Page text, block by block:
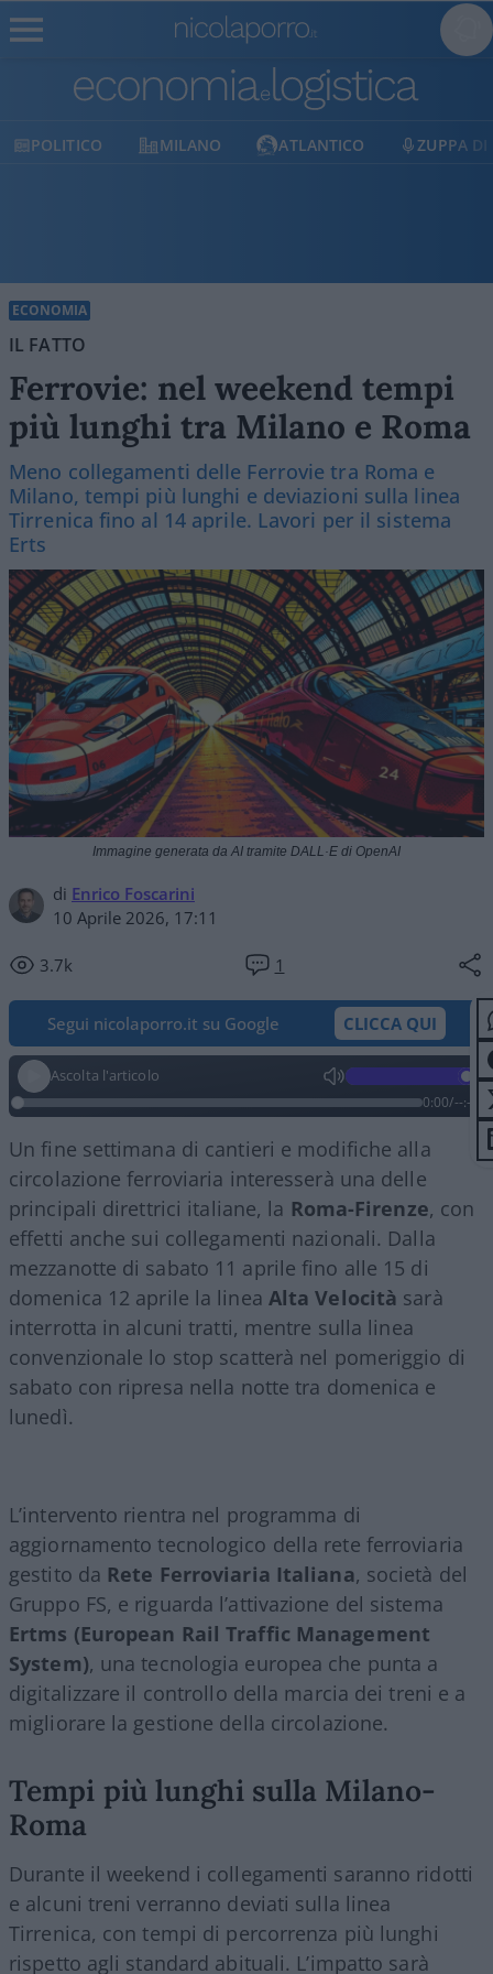
MILANO ATLANTICO ZUPPA DI PORRO
ECONOMIA
IL FATTO
Ferrovie: nel weekend tempi
più lunghi tra Milano e Roma
Meno collegamenti delle Ferrovie tra Roma e
Milano, tempi più lunghi e deviazioni sulla linea
Tirrenica fino al 14 aprile. Lavori per il sistema
Erts
di Enrico Foscarini
10 Aprile 2026, 17:11
3.7k 1
Immagine generata da AI tramite DALL·E di OpenAI
Segui nicolaporro.it su Google CLICCA QUI
Ascolta l'articolo
0:00/--:--
Un fine settimana di cantieri e modifiche alla
circolazione ferroviaria interesserà una delle
principali direttrici italiane, la Roma-Firenze, con
effetti anche sui collegamenti nazionali. Dalla
mezzanotte di sabato 11 aprile fino alle 15 di
domenica 12 aprile la linea Alta Velocità sarà
interrotta in alcuni tratti, mentre sulla linea
convenzionale lo stop scatterà nel pomeriggio di
sabato con ripresa nella notte tra domenica e
lunedì.
L’intervento rientra nel programma di
aggiornamento tecnologico della rete ferroviaria
gestito da Rete Ferroviaria Italiana, società del
Gruppo FS, e riguarda l’attivazione del sistema
Ertms (European Rail Traffic Management
System), una tecnologia europea che punta a
digitalizzare il controllo della marcia dei treni e a
migliorare la gestione della circolazione.
Tempi più lunghi sulla Milano-
Roma
Durante il weekend i collegamenti saranno ridotti
e alcuni treni verranno deviati sulla linea
Tirrenica, con tempi di percorrenza più lunghi
rispetto agli standard abituali. L’impatto sarà